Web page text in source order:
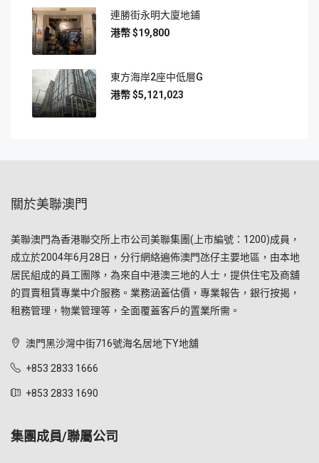
連勝街永明大廈地鋪
$19,800
東方海岸2座中低層G
$5,121,023
關於美聯澳門
美聯澳門為香港聯交所上市公司美聯集團(上市編號：1200)成員，
成立於2004年6月28日，分行網絡遍佈澳門氹仔主要地區，由本地
居民組成的員工團隊，為來自中港澳三地的人士，提供住宅及商舖
的買賣租賃專業中介服務。業務涵蓋估價，專業報告，銀行按揭，
租務管理，物業管理等，全面覆蓋客戶的置業所需。
澳門黑沙灣中街716號海名居地下Y地舖
+853 2833 1666
+853 2833 1690
集團成員/聯屬公司